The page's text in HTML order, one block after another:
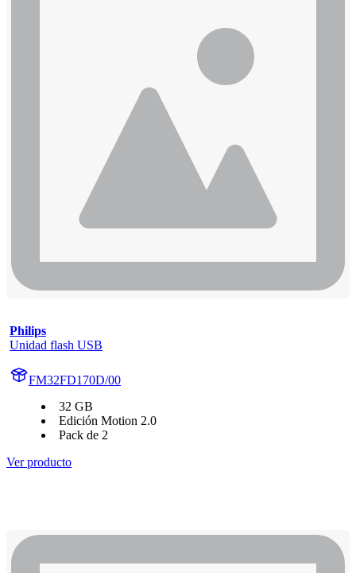
Philips
Unidad flash USB
FM32FD170D/00
32 GB
Edición Motion 2.0
Pack de 2
Ver producto